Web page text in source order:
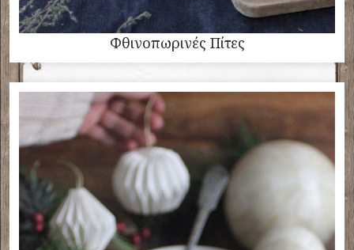
Φθινοπωρινές Πίτες